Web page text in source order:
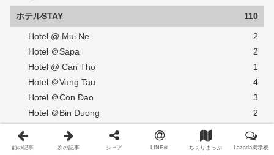
ホテルSTAY 110
Hotel @ Mui Ne
2
Hotel ＠Sapa
2
Hotel @ Can Tho
1
Hotel ＠Vung Tau
4
Hotel ＠Con Dao
3
Hotel ＠Bin Duong
2
Hotel @Buon Mat Thuot
3
Hotel ＠Phu Quoc
18
前の記事 次の記事 シェア LINE＠ ちぇりまっぷ Lazada掲示板